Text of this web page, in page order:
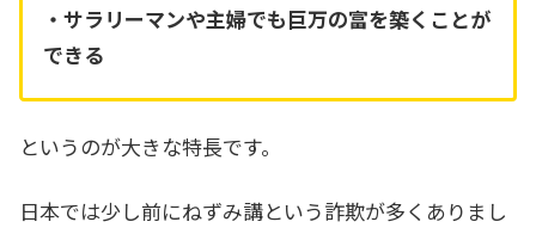
・サラリーマンや主婦でも巨万の富を築くことが
できる
というのが大きな特長です。
日本では少し前にねずみ講という詐欺が多くありまし